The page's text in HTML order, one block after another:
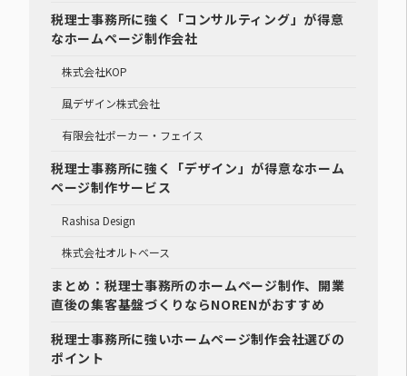
税理士事務所に強く「コンサルティング」が得意
なホームページ制作会社
株式会社KOP
風デザイン株式会社
有限会社ポーカー・フェイス
税理士事務所に強く「デザイン」が得意なホーム
ページ制作サービス
Rashisa Design
株式会社オルトベース
まとめ：税理士事務所のホームページ制作、開業
直後の集客基盤づくりならNORENがおすすめ
税理士事務所に強いホームページ制作会社選びの
ポイント